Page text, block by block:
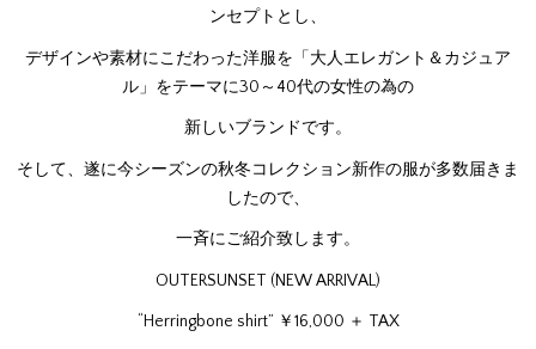
ンセプトとし、
デザインや素材にこだわった洋服を「大人エレガント＆カジュア
ル」をテーマに30～40代の女性の為の
新しいブランドです。
そして、遂に今シーズンの秋冬コレクション新作の服が多数届きま
したので、
一斉にご紹介致します。
OUTERSUNSET (NEW ARRIVAL)
“Herringbone shirt” ￥16,000 ＋ TAX